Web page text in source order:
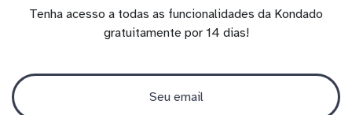
Tenha acesso a todas as funcionalidades da Kondado
gratuitamente por 14 dias!